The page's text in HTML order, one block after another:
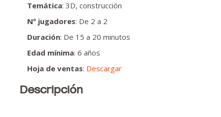
Temática: 3D, construcción
Nº jugadores: De 2 a 2
Duración: De 15 a 20 minutos
Edad mínima: 6 años
Hoja de ventas: Descargar
Descripción